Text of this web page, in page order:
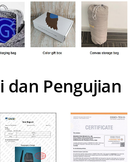
dan Pengujian